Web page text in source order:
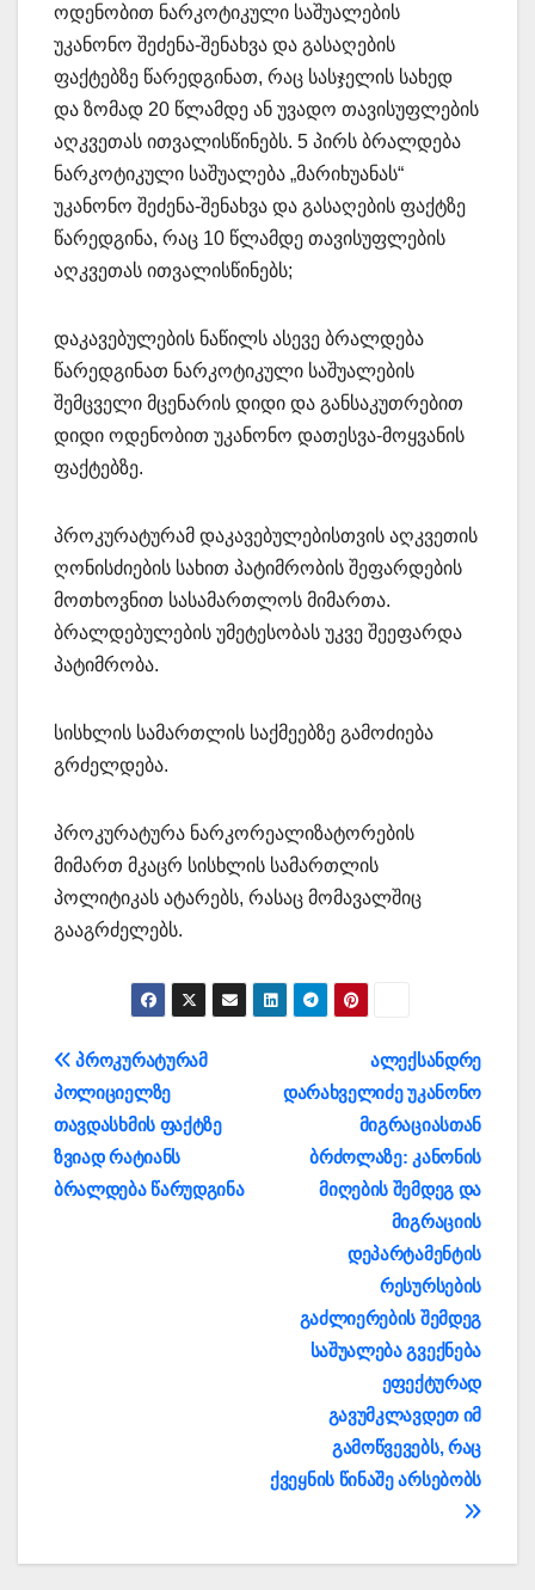
ოდენობით ნარკოტიკული საშუალების
უკანონო შეძენა-შენახვა და გასაღების
ფაქტებზე წარედგინათ, რაც სასჯელის სახედ
და ზომად 20 წლამდე ან უვადო თავისუფლების
აღკვეთას ითვალისწინებს. 5 პირს ბრალდება
ნარკოტიკული საშუალება „მარიხუანას“
უკანონო შეძენა-შენახვა და გასაღების ფაქტზე
წარედგინა, რაც 10 წლამდე თავისუფლების
აღკვეთას ითვალისწინებს;
დაკავებულების ნაწილს ასევე ბრალდება
წარედგინათ ნარკოტიკული საშუალების
შემცველი მცენარის დიდი და განსაკუთრებით
დიდი ოდენობით უკანონო დათესვა-მოყვანის
ფაქტებზე.
პროკურატურამ დაკავებულებისთვის აღკვეთის
ღონისძიების სახით პატიმრობის შეფარდების
მოთხოვნით სასამართლოს მიმართა.
ბრალდებულების უმეტესობას უკვე შეეფარდა
პატიმრობა.
სისხლის სამართლის საქმეებზე გამოძიება
გრძელდება.
პროკურატურა ნარკორეალიზატორების
მიმართ მკაცრ სისხლის სამართლის
პოლიტიკას ატარებს, რასაც მომავალშიც
გააგრძელებს.
პოსტის
ნავიგაცია
ალექსანდრე
დარახველიძე უკანონო
მიგრაციასთან
ბრძოლაზე: კანონის
მიღების შემდეგ და
მიგრაციის
დეპარტამენტის
რესურსების
გაძლიერების შემდეგ
საშუალება გვექნება
ეფექტურად
გავუმკლავდეთ იმ
გამოწვევებს, რაც
ქვეყნის წინაშე არსებობს
პროკურატურამ
პოლიციელზე
თავდასხმის ფაქტზე
ზვიად რატიანს
ბრალდება წარუდგინა